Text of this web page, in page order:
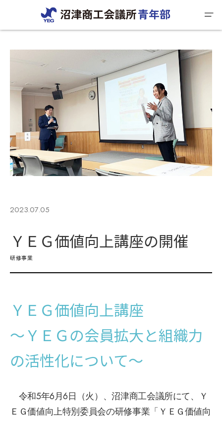
研修事業
ＹＥＧ価値向上講座の開催
2023.07.05
ＹＥＧ価値向上講座
～ＹＥＧの会員拡大と組織力
の活性化について～
令和5年6月6日（火）、沼津商工会議所にて、Ｙ
ＥＧ価値向上特別委員会の研修事業「ＹＥＧ価値向